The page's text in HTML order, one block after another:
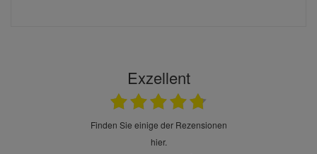
Exzellent
finden Sie einige der Rezensionen
hier.